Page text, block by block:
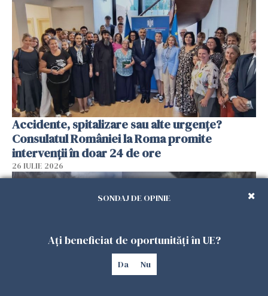
Accidente, spitalizare sau alte urgențe?
Consulatul României la Roma promite
intervenții în doar 24 de ore
26 IULIE 2026
SONDAJ DE OPINIE
Ați beneficiat de oportunități în UE?
Da Nu